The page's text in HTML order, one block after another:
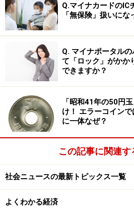
海外の美容師さんは前髪のカッ
か、ギザギザになったり、若干斜
と、日本の美容室でやってもら
タイルはあまり期待できません
のは、日本だけ！
り脱毛にこだわる」って。私は
毛広告があまりに多くて驚きまし
ませんよね。「サングラスをか
日本国内でかけている人を見ると
に長く住んでいる人はかけるかな
Q.マイナカードのIC
「無保険」扱いに
Q. マイナポータル
て「ロック」がかか
できますか？
「昭和41年の50円
け！ エラーコイン
に一体なぜ？
この記事に関連す
社会ニュースの最新トピックス一覧
よくわかる経済